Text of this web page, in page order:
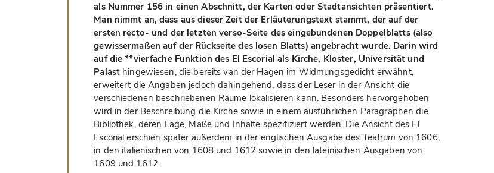
als Nummer 156 in einen Abschnitt, der Karten oder Stadtansichten präsentiert.
Man nimmt an, dass aus dieser Zeit der Erläuterungstext stammt, der auf der
ersten recto- und der letzten verso-Seite des eingebundenen Doppelblatts (also
gewissermaßen auf der Rückseite des losen Blatts) angebracht wurde. Darin wird
auf die **vierfache Funktion des El Escorial als Kirche, Kloster, Universität und
Palast hingewiesen, die bereits van der Hagen im Widmungsgedicht erwähnt,
erweitert die Angaben jedoch dahingehend, dass der Leser in der Ansicht die
verschiedenen beschriebenen Räume lokalisieren kann. Besonders hervorgehoben
wird in der Beschreibung die Kirche sowie in einem ausführlichen Paragraphen die
Bibliothek, deren Lage, Maße und Inhalte spezifiziert werden. Die Ansicht des El
Escorial erschien später außerdem in der englischen Ausgabe des Teatrum von 1606,
in den italienischen von 1608 und 1612 sowie in den lateinischen Ausgaben von
1609 und 1612.